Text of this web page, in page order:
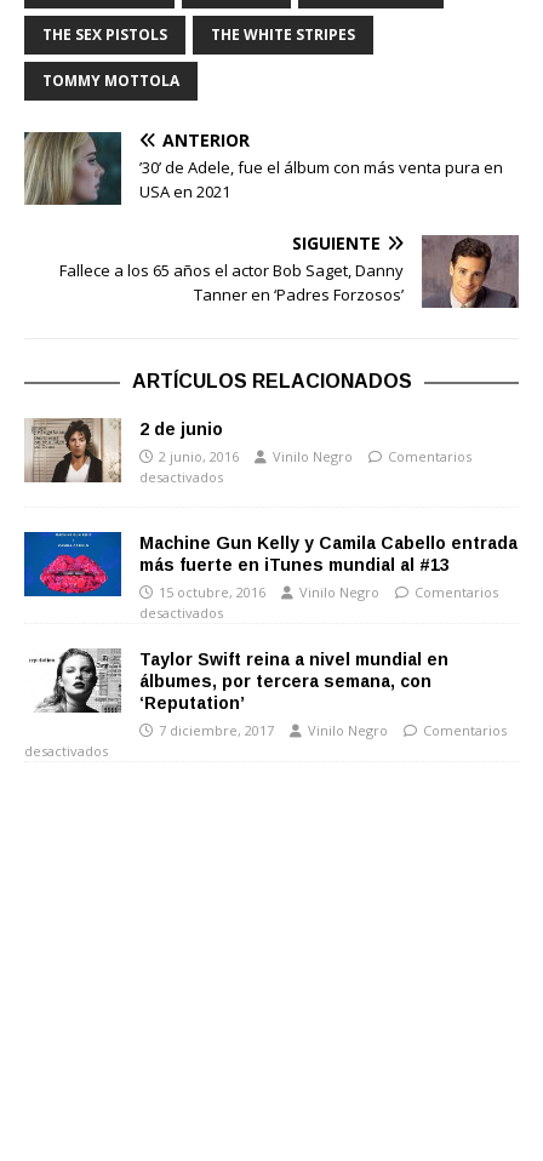
THE SEX PISTOLS THE WHITE STRIPES
TOMMY MOTTOLA
ANTERIOR
’30’ de Adele, fue el álbum con más venta pura en
USA en 2021
SIGUIENTE
Fallece a los 65 años el actor Bob Saget, Danny
Tanner en ‘Padres Forzosos’
ARTÍCULOS RELACIONADOS
2 de junio
2 junio, 2016 Vinilo Negro
Comentarios
desactivados
Machine Gun Kelly y Camila Cabello entrada
más fuerte en iTunes mundial al #13
15 octubre, 2016 Vinilo Negro
Comentarios
desactivados
Taylor Swift reina a nivel mundial en
álbumes, por tercera semana, con
‘Reputation’
7 diciembre, 2017 Vinilo Negro
Comentarios
desactivados